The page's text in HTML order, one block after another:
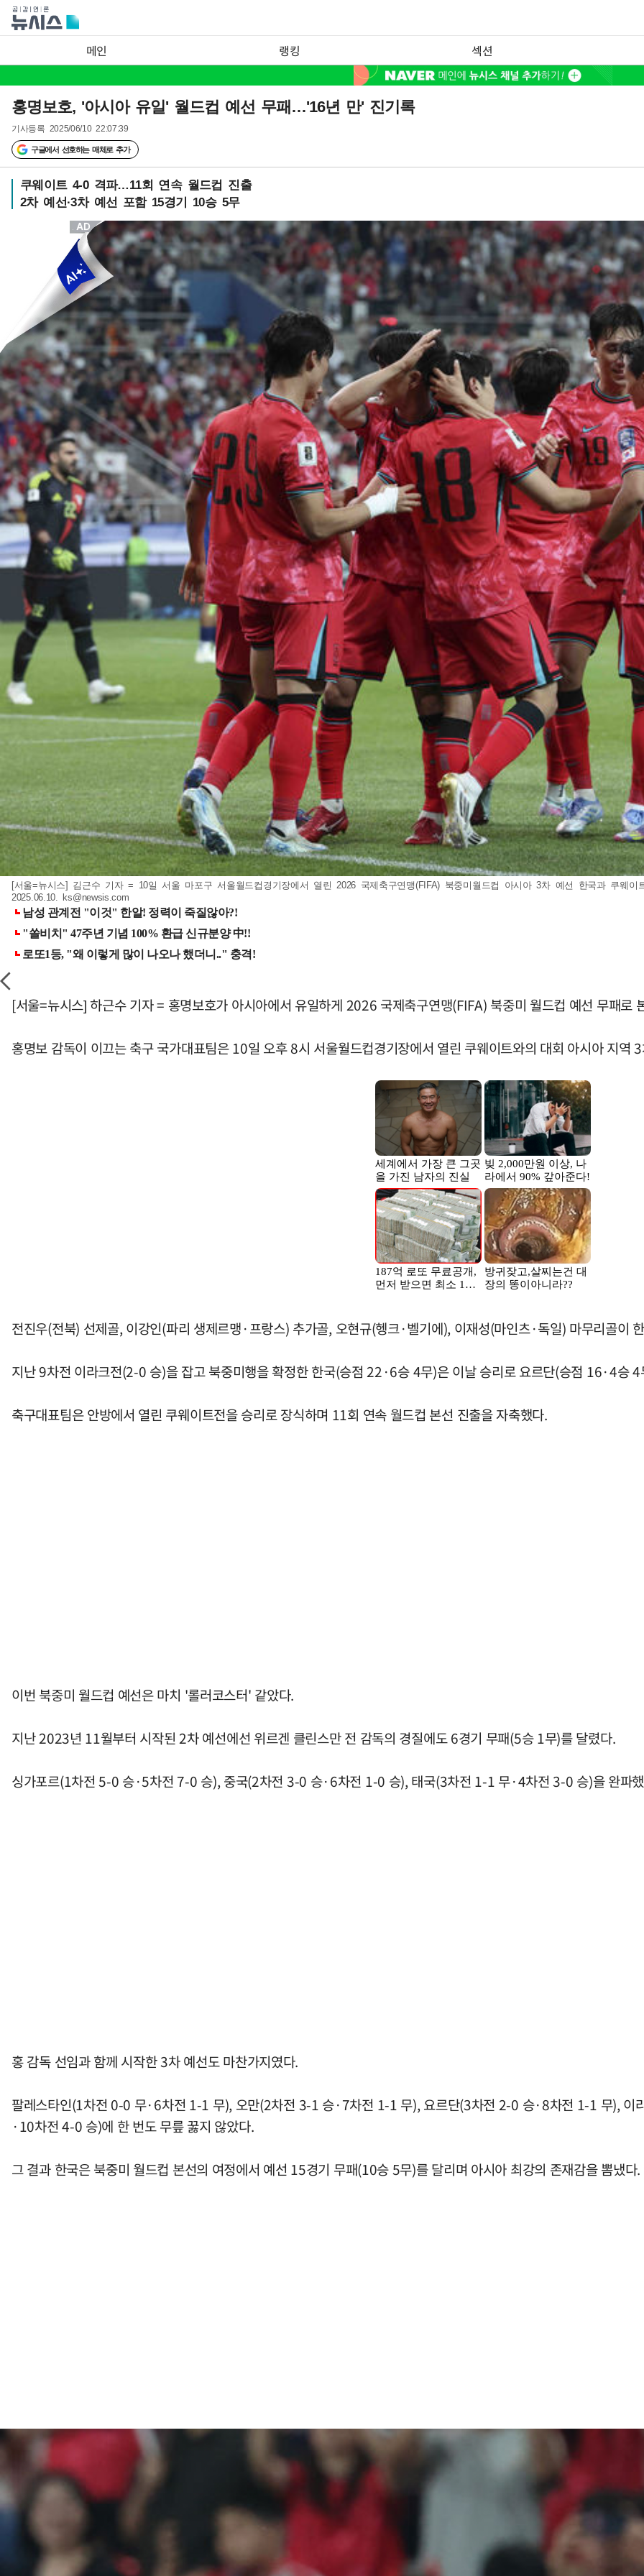
메인 랭킹 섹션
홍명보호, '아시아 유일' 월드컵 예선 무패…'16년 만' 진기록
기사등록 2025/06/10 22:07:39
구글에서 선호하는 매체로 추가
쿠웨이트 4-0 격파…11회 연속 월드컵 진출
2차 예선·3차 예선 포함 15경기 10승 5무
[서울=뉴시스] 김근수 기자 = 10일 서울 마포구 서울월드컵경기장에서 열린 2026 국제축구연맹(FIFA) 북중미월드컵 아시아 3차 예선 한국과 쿠웨
2025.06.10. ks@newsis.com
[서울=뉴시스] 하근수 기자 = 홍명보호가 아시아에서 유일하게 2026 국제축구연맹(FIFA) 북중미 월드컵 예선 무패로
홍명보 감독이 이끄는 축구 국가대표팀은 10일 오후 8시 서울월드컵경기장에서 열린 쿠웨이트와의 대회 아시아 지
전진우(전북) 선제골, 이강인(파리 생제르맹·프랑스) 추가골, 오현규(헹크·벨기에), 이재성(마인츠·독일) 마무리골이
지난 9차전 이라크전(2-0 승)을 잡고 북중미행을 확정한 한국(승점 22·6승 4무)은 이날 승리로 요르단(승점 16·4승
축구대표팀은 안방에서 열린 쿠웨이트전을 승리로 장식하며 11회 연속 월드컵 본선 진출을 자축했다.
이번 북중미 월드컵 예선은 마치 '롤러코스터' 같았다.
지난 2023년 11월부터 시작된 2차 예선에선 위르겐 클린스만 전 감독의 경질에도 6경기 무패(5승 1무)를 달렸다.
싱가포르(1차전 5-0 승·5차전 7-0 승), 중국(2차전 3-0 승·6차전 1-0 승), 태국(3차전 1-1 무·4차전 3-0 승)을 완파
홍 감독 선임과 함께 시작한 3차 예선도 마찬가지였다.
팔레스타인(1차전 0-0 무·6차전 1-1 무), 오만(2차전 3-1 승·7차전 1-1 무), 요르단(3차전 2-0 승·8차전 1-1 무),
·10차전 4-0 승)에 한 번도 무릎 꿇지 않았다.
그 결과 한국은 북중미 월드컵 본선의 여정에서 예선 15경기 무패(10승 5무)를 달리며 아시아 최강의 존재감을 뽐냈다.